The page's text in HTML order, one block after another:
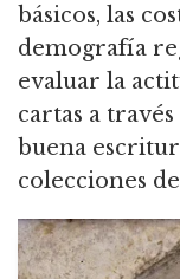
básicos, las
demografía
evaluar la
cartas a
buena
colecciones